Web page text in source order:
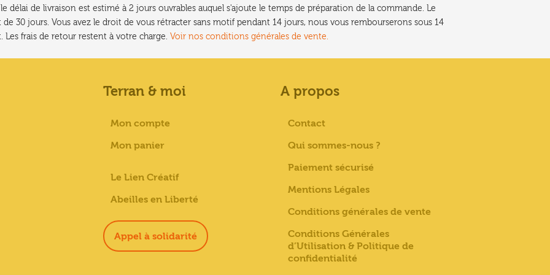
délai de livraison est estimé à 2 jours ouvrables auquel s'ajoute le temps de préparation de la commande. Le
30 jours. Vous avez le droit de vous rétracter sans motif pendant 14 jours, nous vous rembourserons sous 14
frais de retour restent à votre charge. Voir nos conditions générales de vente.
Terran & moi
Mon compte
Mon panier
Le Lien Créatif
Abeilles en Liberté
Appel à solidarité
A propos
Contact
Qui sommes-nous ?
Paiement sécurisé
Mentions Légales
Conditions générales de vente
Conditions Générales
d’Utilisation & Politique de
confidentialité